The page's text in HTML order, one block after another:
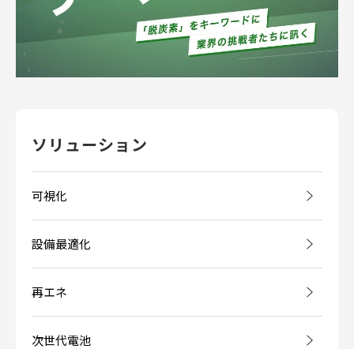
ソリューション
可視化
設備最適化
再エネ
次世代電池